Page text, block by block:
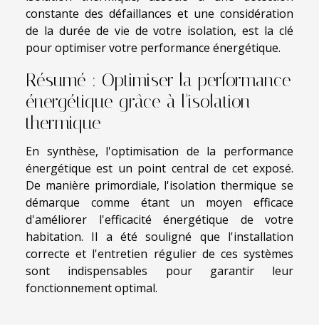
constante des défaillances et une considération
de la durée de vie de votre isolation, est la clé
pour optimiser votre performance énergétique.
Résumé : Optimiser la performance
énergétique grâce à l'isolation
thermique
En synthèse, l'optimisation de la performance
énergétique est un point central de cet exposé.
De manière primordiale, l'isolation thermique se
démarque comme étant un moyen efficace
d'améliorer l'efficacité énergétique de votre
habitation. Il a été souligné que l'installation
correcte et l'entretien régulier de ces systèmes
sont indispensables pour garantir leur
fonctionnement optimal.